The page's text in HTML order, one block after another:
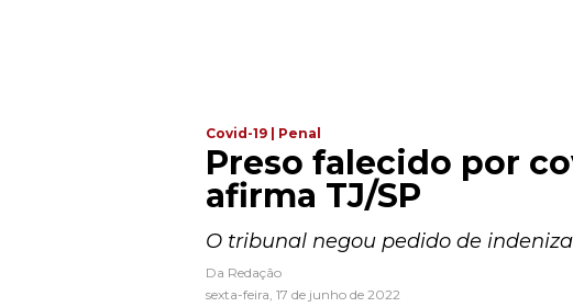
Covid-19 | Penal
Preso falecido por
afirma TJ/SP
O tribunal negou pedido de
Da Redação
sexta-feira, 17 de junho de 2022